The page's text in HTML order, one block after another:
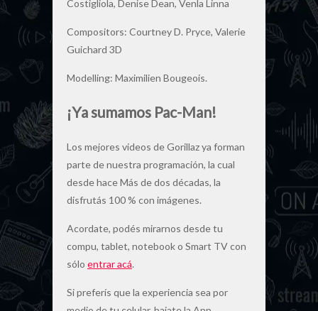
Costigliola, Denise Dean, Venla Linna
Compositors: Courtney D. Pryce, Valerie
Guichard 3D
Modelling: Maximilien Bougeois.
¡Ya sumamos Pac-Man!
Los mejores videos de Gorillaz ya forman
parte de nuestra programación, la cual
desde hace Más de dos décadas, la
disfrutás 100 % con imágenes.
Acordate, podés mirarnos desde tu
compu, tablet, notebook o Smart TV con
sólo entrar acá.
Si preferís que la experiencia sea por